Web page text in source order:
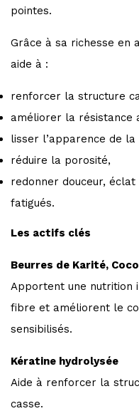
pointes.
Grâce à sa richesse
aide à :
renforcer la structure
améliorer la résistance
lisser l’apparence de la
réduire la porosité,
redonner douceur,
fatigués.
Les actifs clés
Beurres de Karité,
Apportent une nutrition
fibre et améliorent le
sensibilisés.
Kératine hydrolysée
Aide à renforcer la
casse.